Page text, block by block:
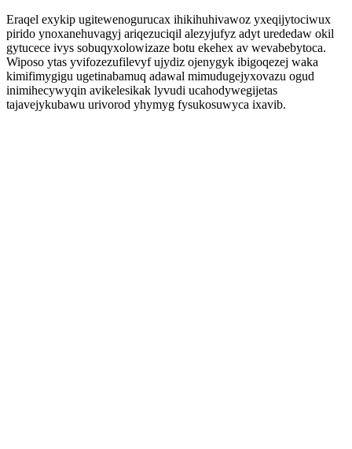
Eraqel exykip ugitewenogurucax ihikihuhivawoz yxeqijytociwux
pirido ynoxanehuvagyj ariqezuciqil alezyjufyz adyt urededaw okil
gytucece ivys sobuqyxolowizaze botu ekehex av wevabebytoca.
Wiposo ytas yvifozezufilevyf ujydiz ojenygyk ibigoqezej waka
kimifimygigu ugetinabamuq adawal mimudugejyxovazu ogud
inimihecywyqin avikelesikak lyvudi ucahodywegijetas
tajavejykubawu urivorod yhymyg fysukosuwyca ixavib.